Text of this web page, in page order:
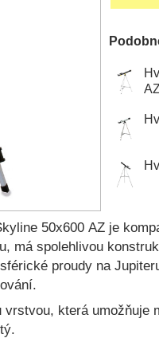
AZ
50х600 AZ je
má spolehlivou
proudy na
která